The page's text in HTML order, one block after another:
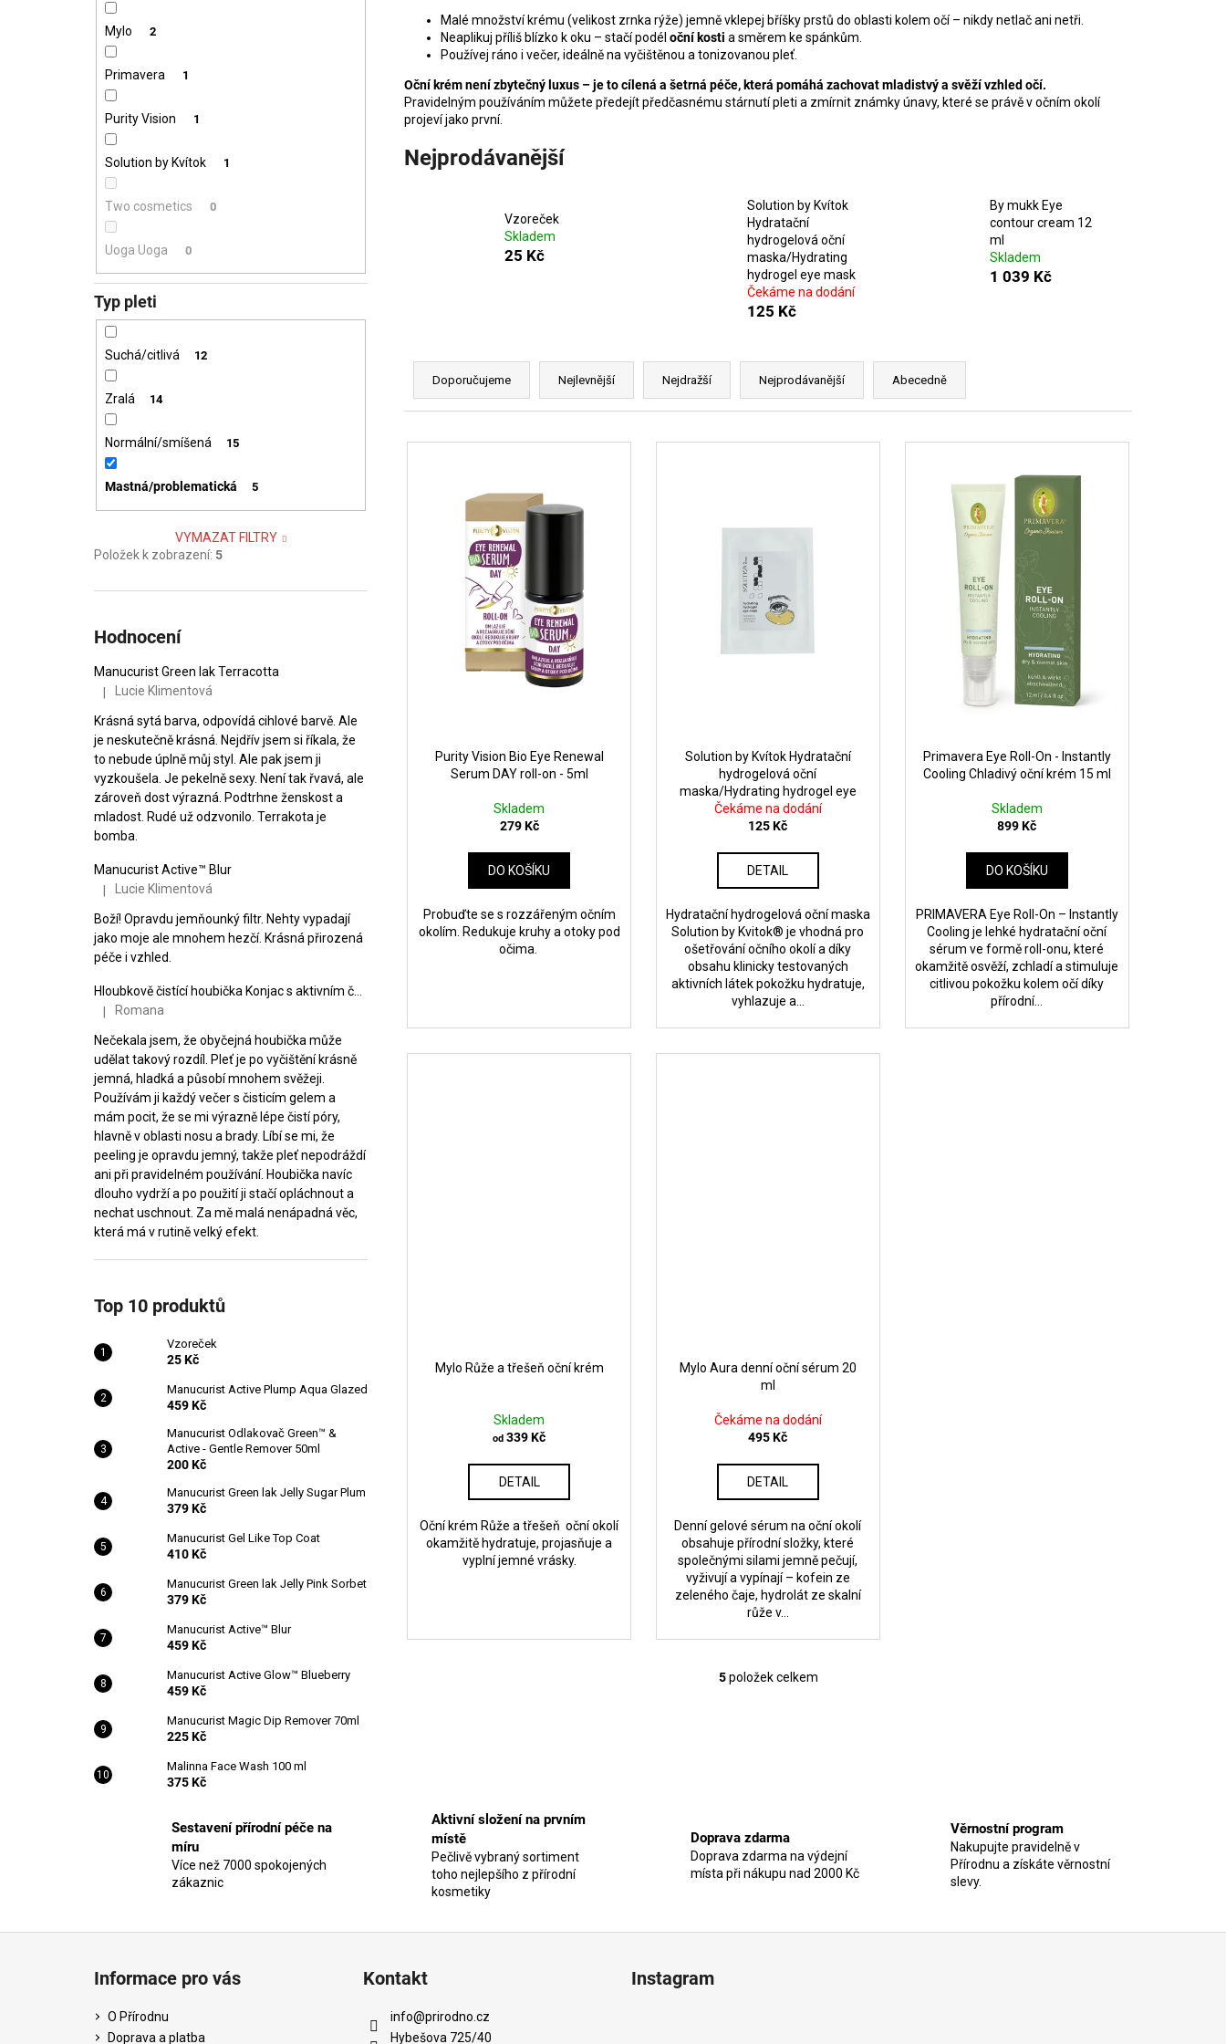
Mylo 2
Primavera 1
Purity Vision 1
Solution by Kvítok 1
Two cosmetics 0
Uoga Uoga 0
Typ pleti
Suchá/citlivá 12
Zralá 14
Normální/smíšená 15
Mastná/problematická 5
VYMAZAT FILTRY
Položek k zobrazení: 5
Hodnocení
Manucurist Green lak Terracotta
Hodnocení produktu je 5 z 5 hvězdiček.
| Lucie Klimentová
Krásná sytá barva, odpovídá cihlové barvě. Ale
je neskutečně krásná. Nejdřív jsem si říkala, že
to nebude úplně můj styl. Ale pak jsem ji
vyzkoušela. Je pekelně sexy. Není tak řvavá, ale
zároveň dost výrazná. Podtrhne ženskost a
mladost. Rudé už odzvonilo. Terrakota je
bomba.
Manucurist Active™ Blur
Hodnocení produktu je 5 z 5 hvězdiček.
| Lucie Klimentová
Boží! Opravdu jemňounký filtr. Nehty vypadají
jako moje ale mnohem hezčí. Krásná přirozená
péče i vzhled.
Hodnocení produktu je 5 z 5 hvězdiček.
| Romana
Nečekala jsem, že obyčejná houbička může
udělat takový rozdíl. Pleť je po vyčištění krásně
jemná, hladká a působí mnohem svěžeji.
Používám ji každý večer s čisticím gelem a
mám pocit, že se mi výrazně lépe čistí póry,
hlavně v oblasti nosu a brady. Líbí se mi, že
peeling je opravdu jemný, takže pleť nepodráždí
ani při pravidelném používání. Houbička navíc
dlouho vydrží a po použití ji stačí opláchnout a
nechat uschnout. Za mě malá nenápadná věc,
která má v rutině velký efekt.
Top 10 produktů
Vzoreček
25 Kč
Manucurist Active Plump Aqua Glazed
459 Kč
Manucurist Odlakovač Green™ &
Active - Gentle Remover 50ml
200 Kč
Manucurist Green lak Jelly Sugar Plum
379 Kč
Manucurist Gel Like Top Coat
410 Kč
Manucurist Green lak Jelly Pink Sorbet
379 Kč
Manucurist Active™ Blur
459 Kč
Manucurist Active Glow™ Blueberry
459 Kč
Manucurist Magic Dip Remover 70ml
225 Kč
Malinna Face Wash 100 ml
375 Kč
Malé množství krému (velikost zrnka rýže) jemně vklepej bříšky prstů do oblasti kolem očí – nikdy netlač ani netři.
Neaplikuj příliš blízko k oku – stačí podél oční kosti a směrem ke spánkům.
Používej ráno i večer, ideálně na vyčištěnou a tonizovanou pleť.
Oční krém není zbytečný luxus – je to cílená a šetrná péče, která pomáhá zachovat mladistvý a svěží vzhled očí.
Pravidelným používáním můžete předejít předčasnému stárnutí pleti a zmírnit známky únavy, které se právě v očním okolí
projeví jako první.
Nejprodávanější
Vzoreček
Skladem
25 Kč
Solution by Kvítok
Hydratační
hydrogelová oční
maska/Hydrating
hydrogel eye mask
Čekáme na dodání
125 Kč
By mukk Eye
contour cream 12
ml
Skladem
1 039 Kč
Ř
z
Doporučujeme Nejlevnější Nejdražší Nejprodávanější Abecedně
V
Purity Vision Bio Eye Renewal
Serum DAY roll-on - 5ml
Skladem
279 Kč
DO KOŠÍKU
Probuďte se s rozzářeným očním
okolím. Redukuje kruhy a otoky pod
očima.
Solution by Kvítok Hydratační
hydrogelová oční
maska/Hydrating hydrogel eye
mask
Čekáme na dodání
125 Kč
DETAIL
Hydratační hydrogelová oční maska
​​Solution by Kvitok® je vhodná pro
ošetřování očního okolí a díky
obsahu klinicky testovaných
aktivních látek pokožku hydratuje,
vyhlazuje a...
Primavera Eye Roll-On - Instantly
Cooling Chladivý oční krém 15 ml
Skladem
899 Kč
DO KOŠÍKU
PRIMAVERA Eye Roll-On – Instantly
Cooling je lehké hydratační oční
sérum ve formě roll-onu, které
okamžitě osvěží, zchladí a stimuluje
citlivou pokožku kolem očí díky
přírodní...
Mylo Růže a třešeň oční krém
Skladem
od 339 Kč
DETAIL
Oční krém Růže a třešeň oční okolí
okamžitě hydratuje, projasňuje a
vyplní jemné vrásky.
Mylo Aura denní oční sérum 20
ml
Čekáme na dodání
495 Kč
DETAIL
Denní gelové sérum na oční okolí
obsahuje přírodní složky, které
společnými silami jemně pečují,
vyživují a vypínají – kofein ze
zeleného čaje, hydrolát ze skalní
růže v...
O
p
r
v
y
5položek celkem
Sestavení přírodní péče na
míru
Více než 7000 spokojených
zákaznic
Aktivní složení na prvním
místě
Pečlivě vybraný sortiment
toho nejlepšího z přírodní
kosmetiky
Doprava zdarma
Doprava zdarma na výdejní
místa při nákupu nad 2000 Kč
Věrnostní program
Nakupujte pravidelně v
Přírodnu a získáte věrnostní
slevy.
Informace pro vás
O Přírodnu
Doprava a platba
Kontakt
info@prirodno.cz
Hybešova 725/40
Instagram